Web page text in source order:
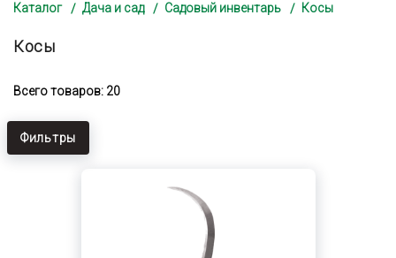
Каталог Дача и сад Садовый инвентарь Косы
Косы
Всего товаров: 20
Фильтры